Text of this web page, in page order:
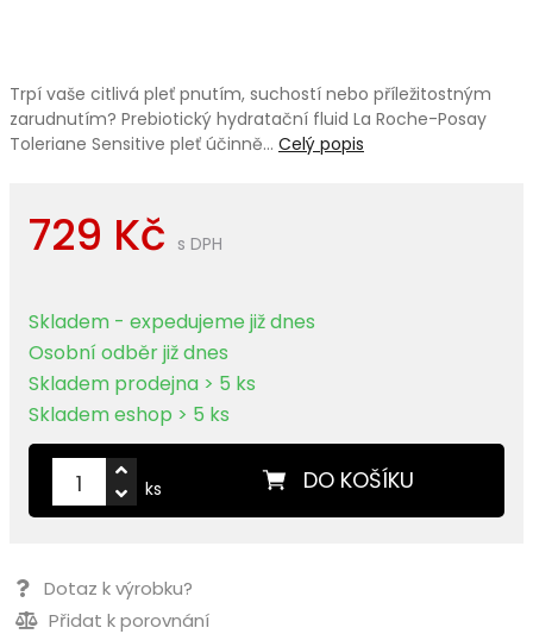
Trpí vaše citlivá pleť pnutím, suchostí nebo příležitostným
zarudnutím? Prebiotický hydratační fluid La Roche-Posay
Toleriane Sensitive pleť účinně… Celý popis
729 Kč s DPH
Skladem - expedujeme již dnes
Osobní odběr již dnes
Skladem prodejna > 5 ks
Skladem eshop > 5 ks
DO KOŠÍKU
ks
Dotaz k výrobku?
Přidat k porovnání